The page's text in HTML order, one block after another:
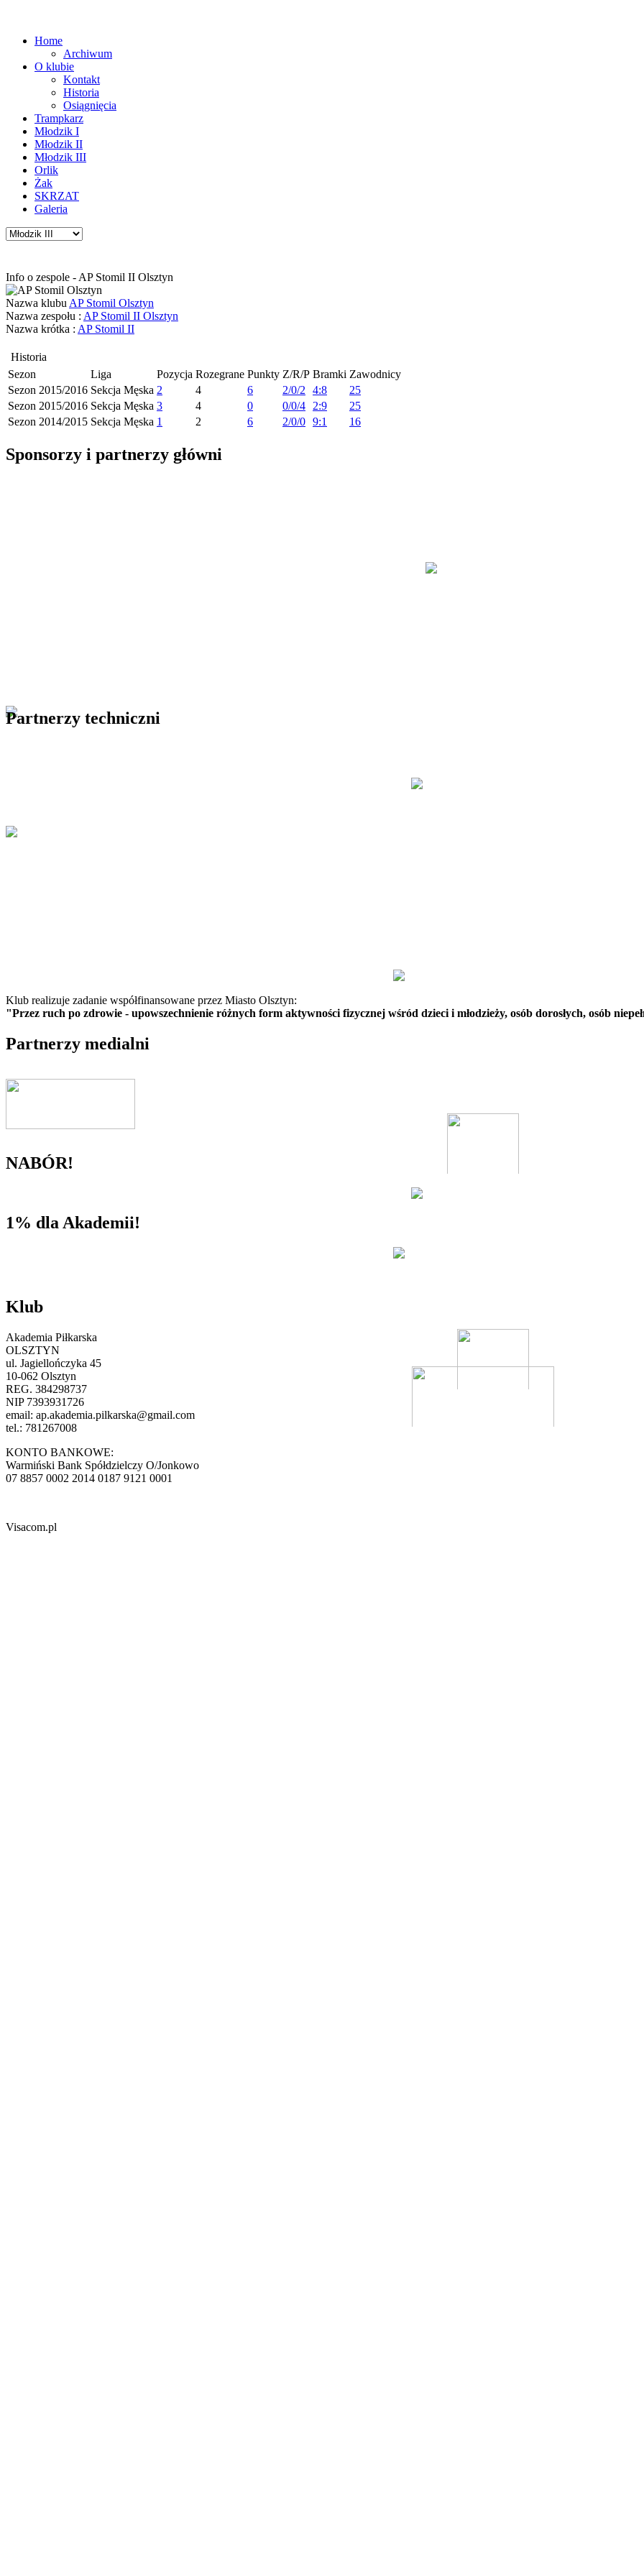
Home
Archiwum
O klubie
Kontakt
Historia
Osiągnięcia
Trampkarz
Młodzik I
Młodzik II
Młodzik III
Orlik
Żak
SKRZAT
Galeria
Info o zespole - AP Stomil II Olsztyn
Nazwa klubu AP Stomil Olsztyn
Nazwa zespołu : AP Stomil II Olsztyn
Nazwa krótka : AP Stomil II
Historia
Sezon
Liga Pozycja Rozegrane Punkty Z/R/P Bramki Zawodnicy
Sezon 2015/2016 Sekcja Męska 2 4 6 2/0/2 4:8
25
Sezon 2015/2016 Sekcja Męska 3 4 0 0/0/4 2:9
25
Sezon 2014/2015 Sekcja Męska 1 2 6 2/0/0 9:1 16
Sponsorzy i partnerzy główni
Partnerzy techniczni
Klub realizuje zadanie współfinansowane przez Miasto Olsztyn:
"Przez ruch po zdrowie - upowszechnienie różnych form aktywności fizycznej wśród dzieci i młodzieży, osób dorosłych, osób
Partnerzy medialni
NABÓR!
1% dla Akademii!
Klub
Akademia Piłkarska
OLSZTYN
ul. Jagiellończyka 45
10-062 Olsztyn
REG. 384298737
NIP 7393931726
email: ap.akademia.pilkarska@gmail.com
tel.: 781267008
KONTO BANKOWE:
Warmiński Bank Spółdzielczy O/Jonkowo
07 8857 0002 2014 0187 9121 0001
Visacom.pl